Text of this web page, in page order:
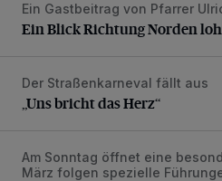
Ein Blick Richtung Norden
Ein Gastbeitrag von Pfarrer
Ein Blick Richtung Norden
„Uns bricht das Herz“
Der Straßenkarneval fällt aus
„Uns bricht das Herz“
Liselotte Katz – „Bei allem
Am Sonntag öffnet eine
März folgen spezielle